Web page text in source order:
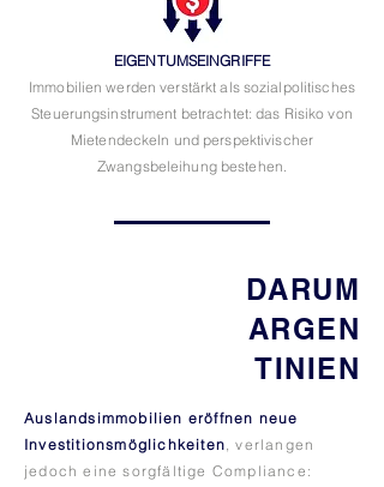
EIGENTUMSEINGRIFFE
Immobilien werden verstärkt als sozialpolitisches
Steuerungsinstrument betrachtet: das Risiko von
Mietendeckeln und perspektivischer
Zwangsbeleihung bestehen.
DARUM
ARGEN
TINIEN
Auslandsimmobilien eröffnen neue
Investitionsmöglichkeiten, verlangen
jedoch eine sorgfältige Compliance: